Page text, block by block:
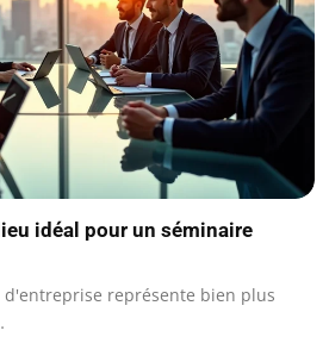
idéal pour un séminaire
représente bien plus